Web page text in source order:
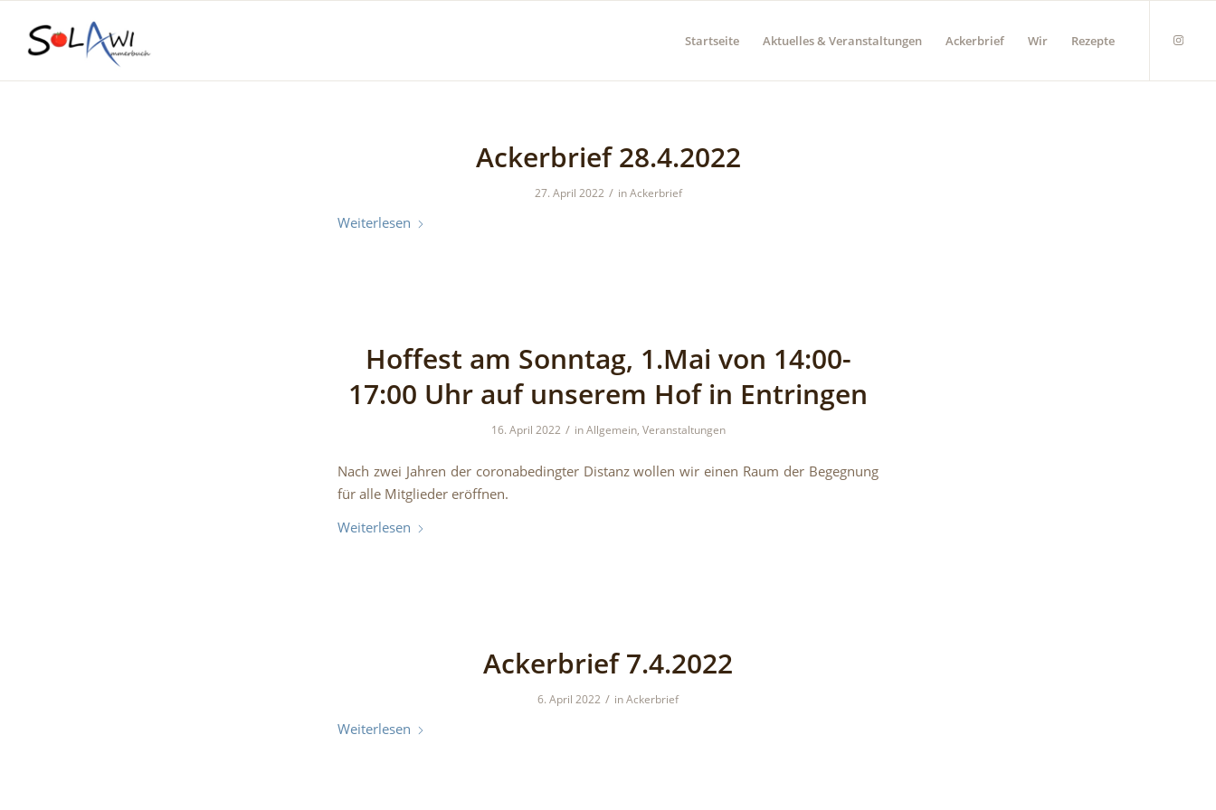
Startseite Aktuelles & Veranstaltungen Ackerbrief Wir Rezepte
Ackerbrief 28.4.2022
27. April 2022 / inAckerbrief
Weiterlesen
Hoffest am Sonntag, 1.Mai von 14:00-
17:00 Uhr auf unserem Hof in Entringen
16. April 2022 / inAllgemein, Veranstaltungen
Nach zwei Jahren der coronabedingter Distanz wollen wir einen Raum der Begegnung
für alle Mitglieder eröffnen.
Weiterlesen
Ackerbrief 7.4.2022
6. April 2022 / inAckerbrief
Weiterlesen